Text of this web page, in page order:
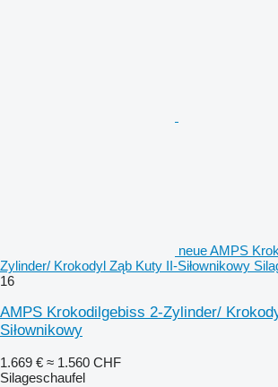
neue AMPS
Zylinder/ Krokodyl Ząb Kuty II-Siłownikowy
16
AMPS Krokodilgebiss 2-Zylinder/
Siłownikowy
1.669 € ≈ 1.560 CHF
Silageschaufel